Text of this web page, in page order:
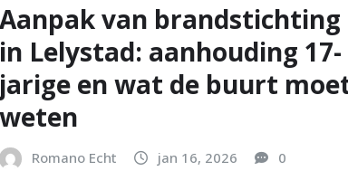
Aanpak van brandstichting
in Lelystad: aanhouding 17-
jarige en wat de buurt
weten
Romano Echt jan 16, 2026 0